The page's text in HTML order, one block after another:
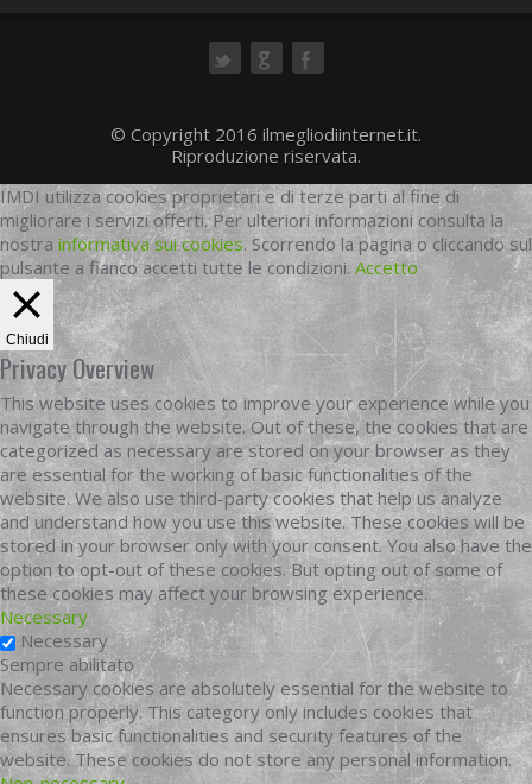
© Copyright 2016 ilmegliodiinternet.it.
Riproduzione riservata.
IMDI utilizza cookies proprietari e di terze parti al fine di
migliorare i servizi offerti. Per ulteriori informazioni consulta la
nostra informativa sui cookies. Scorrendo la pagina o cliccando sul
pulsante a fianco accetti tutte le condizioni. Accetto
Chiudi
Privacy Overview
This website uses cookies to improve your experience while you
navigate through the website. Out of these, the cookies that are
categorized as necessary are stored on your browser as they
are essential for the working of basic functionalities of the
website. We also use third-party cookies that help us analyze
and understand how you use this website. These cookies will be
stored in your browser only with your consent. You also have the
option to opt-out of these cookies. But opting out of some of
these cookies may affect your browsing experience.
Necessary
Necessary
Sempre abilitato
Necessary cookies are absolutely essential for the website to
function properly. This category only includes cookies that
ensures basic functionalities and security features of the
website. These cookies do not store any personal information.